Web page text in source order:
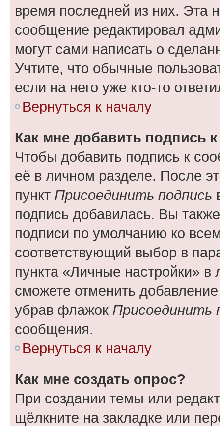
время последней из них. Эта
сообщение редактировал
могут сами написать о
Учтите, что обычные
если на него уже кто-то
Вернуться к началу
Как мне добавить подпись
Чтобы добавить подпись к
её в личном разделе. После
пункт Присоединить подпись
подпись добавилась. Вы
подписи по умолчанию ко
соответствующий выбор в
пункта «Личные настройки»
сможете отменить
убрав флажок Присоединить
сообщения.
Вернуться к началу
Как мне создать опрос?
При создании темы или
щёлкните на закладке или